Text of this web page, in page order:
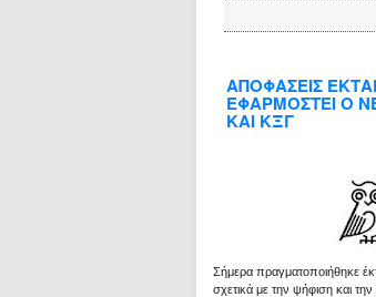
ΑΠΟΦΑΣΕΙΣ
ΕΦΑΡΜΟΣΤΕΙ Ο
ΚΑΙ ΚΞΓ
Σήμερα πραγματοποιήθηκε
σχετικά με την ψήφιση και